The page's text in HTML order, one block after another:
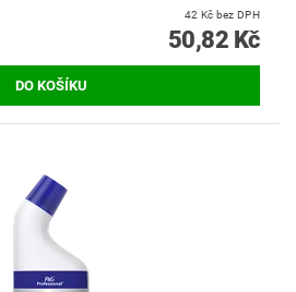
42 Kč bez DPH
50,82 Kč